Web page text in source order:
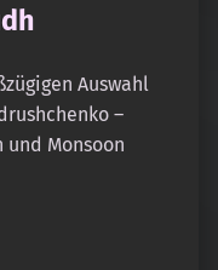
Auswahl
–
und Monsoon